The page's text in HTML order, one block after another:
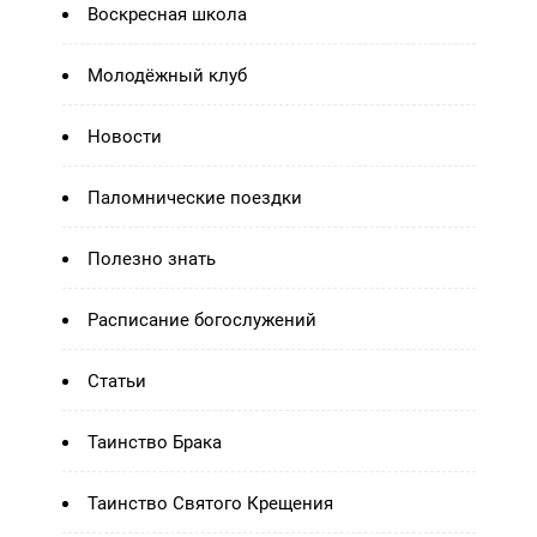
Воскресная школа
Молодёжный клуб
Новости
Паломнические поездки
Полезно знать
Расписание богослужений
Статьи
Таинство Брака
Таинство Святого Крещения